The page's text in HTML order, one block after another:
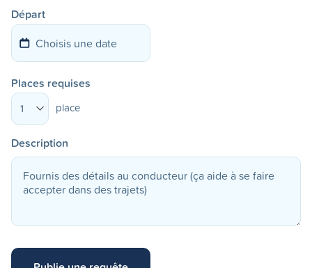
Départ
Places requises
1 place
Description